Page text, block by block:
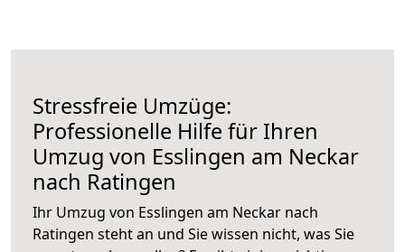
Stressfreie Umzüge:
Professionelle Hilfe für Ihren
Umzug von Esslingen am Neckar
nach Ratingen
Ihr Umzug von Esslingen am Neckar nach
Ratingen steht an und Sie wissen nicht, was Sie